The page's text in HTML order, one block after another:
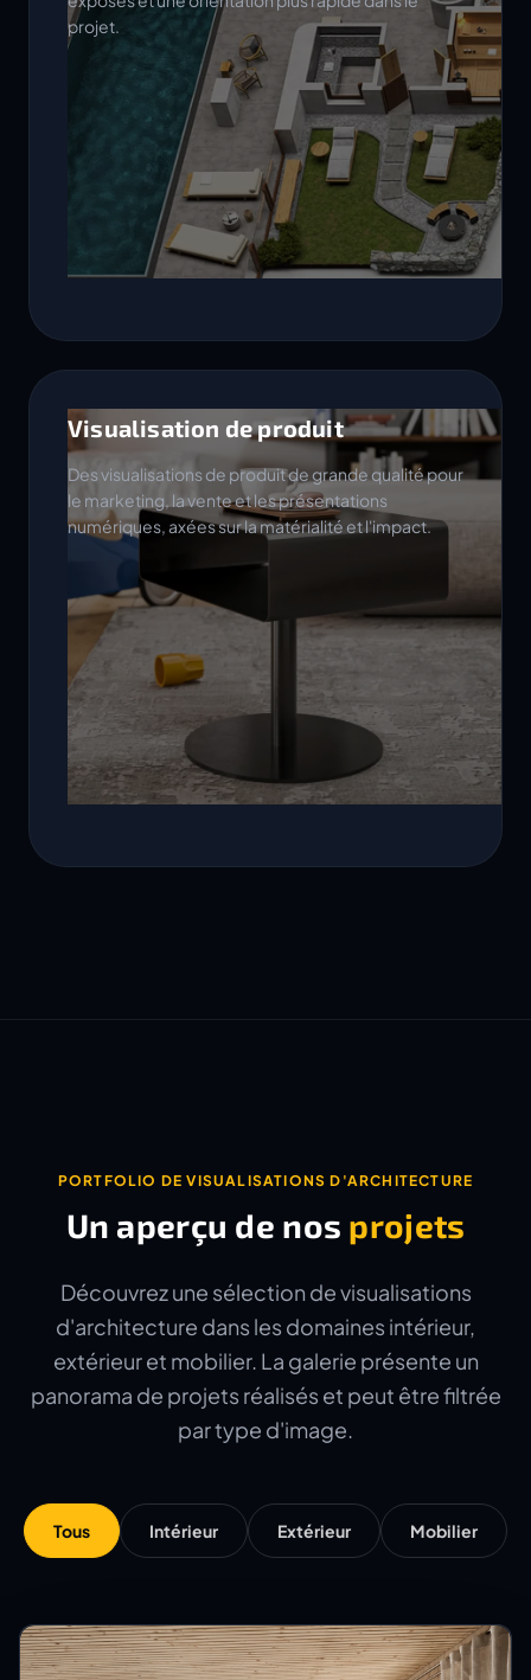
projet.
Visualisation de produit
Des visualisations de produit de grande qualité pour
le marketing, la vente et les présentations
numériques, axées sur la matérialité et l'impact.
PORTFOLIO DE VISUALISATIONS D'ARCHITECTURE
Un aperçu de nos projets
Découvrez une sélection de visualisations
d'architecture dans les domaines intérieur,
extérieur et mobilier. La galerie présente un
panorama de projets réalisés et peut être filtrée
par type d'image.
Tous Intérieur Extérieur Mobilier